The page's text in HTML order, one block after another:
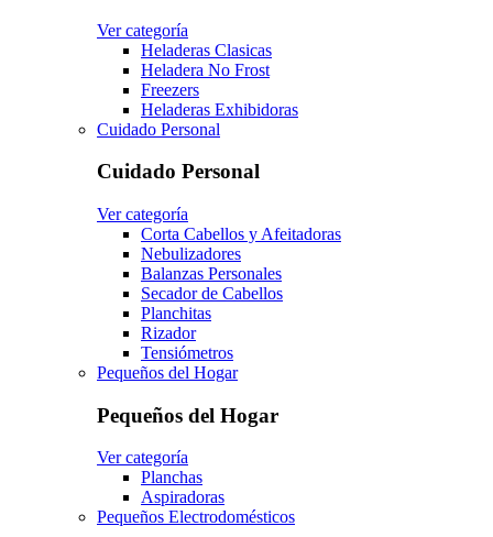
Ver categoría
Heladeras Clasicas
Heladera No Frost
Freezers
Heladeras Exhibidoras
Cuidado Personal
Cuidado Personal
Ver categoría
Corta Cabellos y Afeitadoras
Nebulizadores
Balanzas Personales
Secador de Cabellos
Planchitas
Rizador
Tensiómetros
Pequeños del Hogar
Pequeños del Hogar
Ver categoría
Planchas
Aspiradoras
Pequeños Electrodomésticos